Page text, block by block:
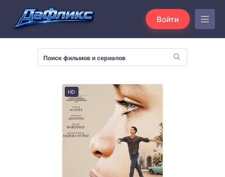
Войти
HD